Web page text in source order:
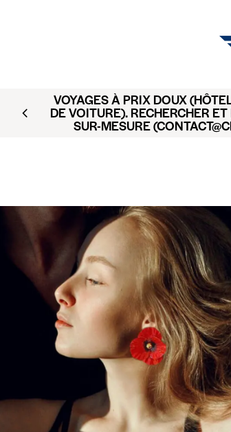
VOYAGES À PRIX DOUX
DE VOITURE). RECHERCHER
SUR-MESURE